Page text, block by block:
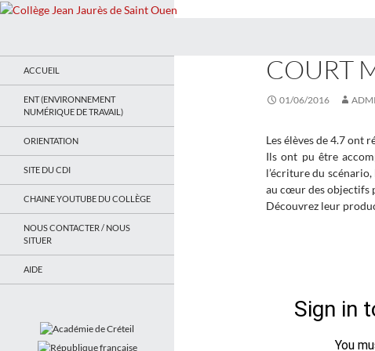
COURT
01/06/2016
Les élèves de 4.7 ont
Ils ont pu être
l’écriture du
au cœur des objectifs
Découvrez leur
ACCUEIL
ENT (ENVIRONNEMENT
NUMÉRIQUE DE TRAVAIL)
ORIENTATION
SITE DU CDI
CHAINE YOUTUBE DU COLLÈGE
NOUS CONTACTER / NOUS
SITUER
AIDE